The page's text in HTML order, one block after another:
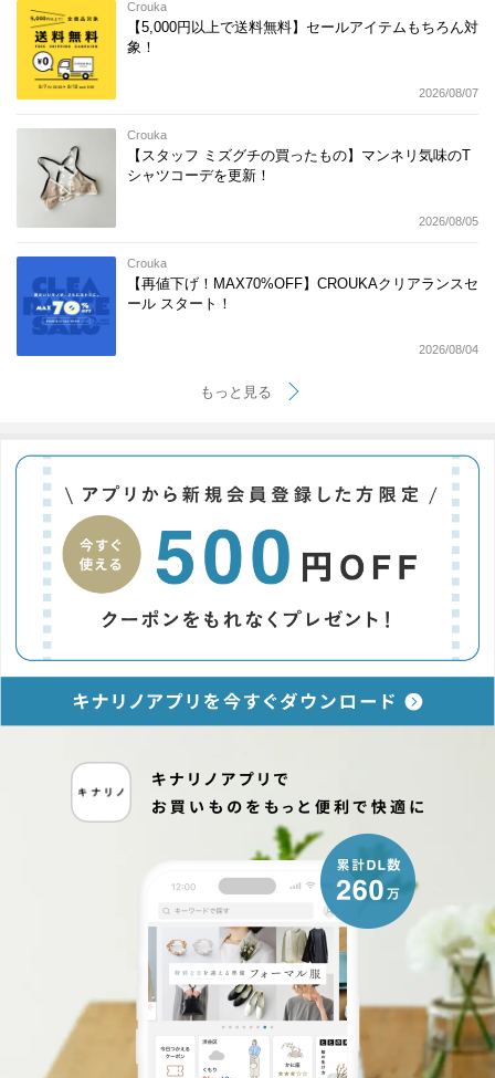
Crouka
【5,000円以上で送料無料】セールアイテムもちろん対
象！
2026/08/07
Crouka
【スタッフ ミズグチの買ったもの】マンネリ気味のT
シャツコーデを更新！
2026/08/05
Crouka
【再値下げ！MAX70%OFF】CROUKAクリアランスセ
ール スタート！
2026/08/04
もっと見る